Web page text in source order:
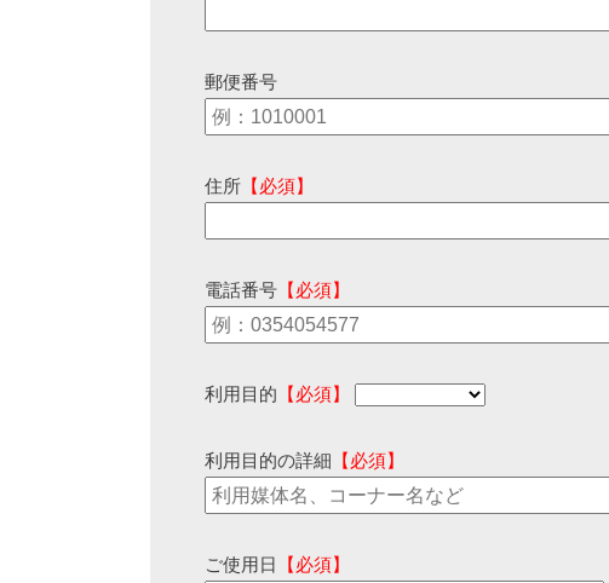
郵便番号
住所 【必須】
電話番号 【必須】
利用目的 【必須】
利用目的の詳細 【必須】
ご使用日 【必須】